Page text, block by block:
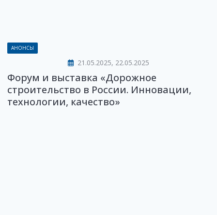
АНОНСЫ
21.05.2025, 22.05.2025
Форум и выставка «Дорожное
строительство в России. Инновации,
технологии, качество»